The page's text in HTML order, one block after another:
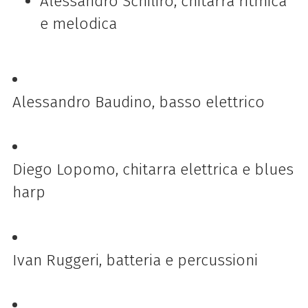
e melodica
Alessandro Baudino, basso elettrico
Diego Lopomo, chitarra elettrica e blues
harp
Ivan Ruggeri, batteria e percussioni